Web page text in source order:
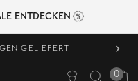
ENTDECKEN
GELIEFERT ›
0